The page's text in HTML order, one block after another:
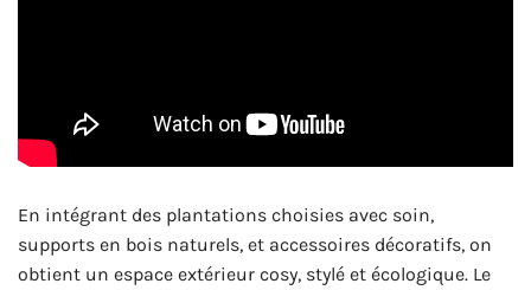
En intégrant des plantations choisies avec soin,
supports en bois naturels, et accessoires décoratifs, on
obtient un espace extérieur cosy, stylé et écologique. Le